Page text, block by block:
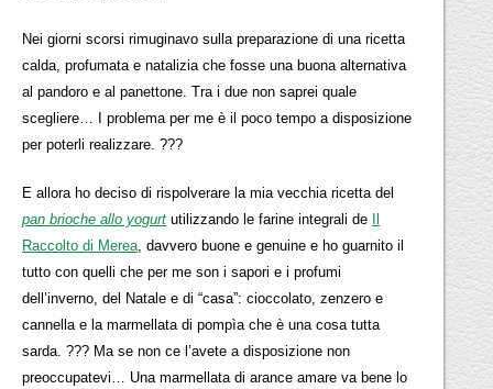
Nei giorni scorsi rimuginavo sulla preparazione di una ricetta
calda, profumata e natalizia che fosse una buona alternativa
al pandoro e al panettone. Tra i due non saprei quale
scegliere… I problema per me è il poco tempo a disposizione
per poterli realizzare. ???
E allora ho deciso di rispolverare la mia vecchia ricetta del
pan brioche allo yogurt utilizzando le farine integrali de Il
Raccolto di Merea , davvero buone e genuine e ho guarnito il
tutto con quelli che per me son i sapori e i profumi
dell’inverno, del Natale e di “casa”: cioccolato, zenzero e
cannella e la marmellata di pompìa che è una cosa tutta
sarda. ??? Ma se non ce l’avete a disposizione non
preoccupatevi… Una marmellata di arance amare va bene lo